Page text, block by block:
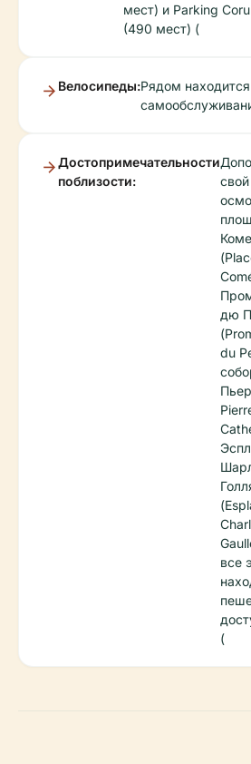
мест) и Parking
(490 мест) (
Велосипеды:Рядом
Достопримечательности
поблизости:
свой
дю
du
все
(